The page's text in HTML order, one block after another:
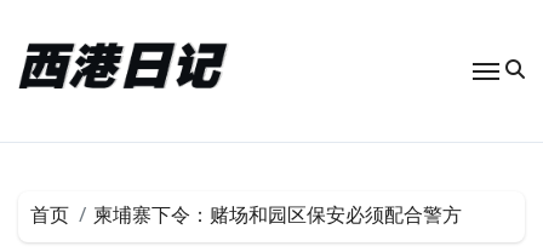
首页 柬埔寨下令：赌场和园区保安必须配合警方